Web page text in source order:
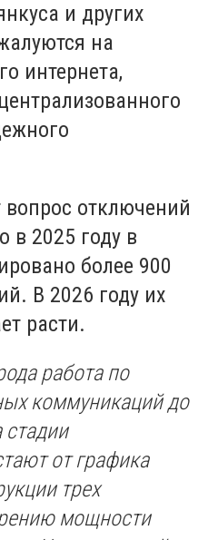
и других
на
интернета,
вопрос отключений
в 2025 году в
более 900
В 2026 году их
расти.
работа по
коммуникаций до
стадии
от графика
трех
мощности